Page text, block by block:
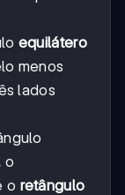
equilátero
menos
lados
o
o retângulo